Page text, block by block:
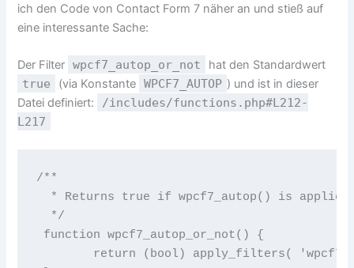
ich den Code von Contact Form 7 näher an und stieß auf
eine interessante Sache:
Der Filter wpcf7_autop_or_not hat den Standardwert
true (via Konstante WPCF7_AUTOP ) und ist in dieser
Datei definiert:
/includes/functions.php#L212-
L217
/**
* Returns true if wpcf7_autop() is
  */
function wpcf7_autop_or_not() {